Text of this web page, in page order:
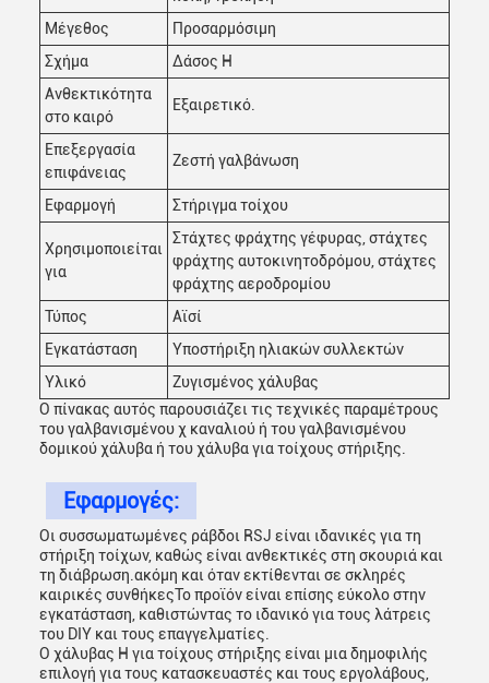
Μέγεθος
Προσαρμόσιμη
Σχήμα
Δάσος H
Ανθεκτικότητα
στο καιρό
Εξαιρετικό.
Επεξεργασία
επιφάνειας
Ζεστή γαλβάνωση
Εφαρμογή Στήριγμα τοίχου
Χρησιμοποιείται
για
Στάχτες φράχτης γέφυρας, στάχτες
φράχτης αυτοκινητοδρόμου, στάχτες
φράχτης αεροδρομίου
Τύπος
Αϊσί
Εγκατάσταση
Υποστήριξη ηλιακών συλλεκτών
Υλικό
Ζυγισμένος χάλυβας
Ο πίνακας αυτός παρουσιάζει τις τεχνικές παραμέτρους
του γαλβανισμένου χ καναλιού ή του γαλβανισμένου
δομικού χάλυβα ή του χάλυβα για τοίχους στήριξης.
Εφαρμογές:
Οι συσσωματωμένες ράβδοι RSJ είναι ιδανικές για τη
στήριξη τοίχων, καθώς είναι ανθεκτικές στη σκουριά και
τη διάβρωση.ακόμη και όταν εκτίθενται σε σκληρές
καιρικές συνθήκεςΤο προϊόν είναι επίσης εύκολο στην
εγκατάσταση, καθιστώντας το ιδανικό για τους λάτρεις
του DIY και τους επαγγελματίες.
Ο χάλυβας H για τοίχους στήριξης είναι μια δημοφιλής
επιλογή για τους κατασκευαστές και τους εργολάβους,